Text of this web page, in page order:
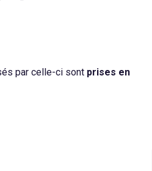
par celle-ci sont prises en